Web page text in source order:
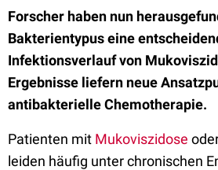
Forscher haben nun
Bakterientypus eine
Infektionsverlauf von
Ergebnisse liefern neue
antibakterielle Chemotherapie.
Patienten mit Mukoviszidose
leiden häufig unter chronischen